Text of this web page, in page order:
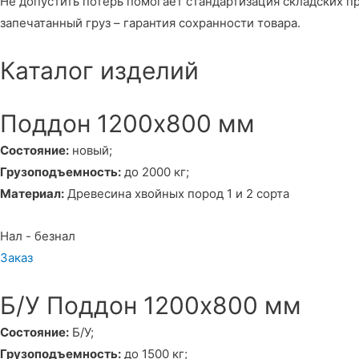
запечатанный груз – гарантия сохранности товара.
Каталог изделий
Поддон 1200х800 мм
Состояние: новый;
Грузоподъемность: до 2000 кг;
Материал: Древесина хвойных пород 1 и 2 сорта
Нал - безнал
Заказ
Б/У Поддон 1200х800 мм
Состояние: Б/У;
Грузоподъемность: до 1500 кг;